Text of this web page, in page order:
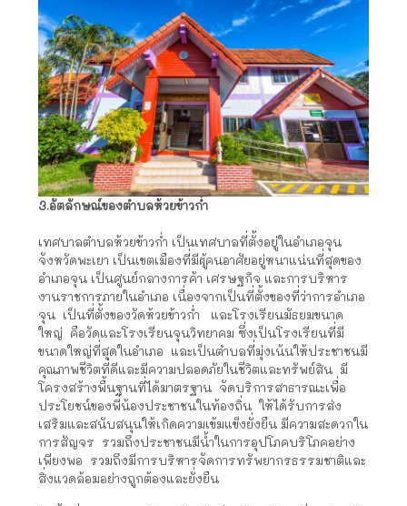
3.อัตลักษณ์ของตำบลห้วยข้าวก่ำ
เทศบาลตำบลห้วยข้าวก่ำ เป็นเทศบาลที่ตั้งอยู่ในอำเภอจุน
จังหวัดพะเยา เป็นเขตเมืองที่มีผู้คนอาศัยอยู่หนาแน่นที่สุดของ
อำเภอจุน เป็นศูนย์กลางการค้า เศรษฐกิจ และการบริหาร
งานราชการภายในอำเภอ เนื่องจากเป็นที่ตั้งของที่ว่าการอำเภอ
จุน เป็นที่ตั้งของวัดห้วยข้าวก่ำ และโรงเรียนมัธยมขนาด
ใหญ่ คือวัดและโรงเรียนจุนวิทยาคม ซึ่งเป็นโรงเรียนที่มี
ขนาดใหญ่ที่สุดในอำเภอ และเป็นตำบลที่มุ่งเน้นให้ประชาชนมี
คุณภาพชีวิตที่ดีและมีความปลอดภัยในชีวิตและทรัพย์สิน มี
โครงสร้างพื้นฐานที่ได้มาตรฐาน จัดบริการสาธารณะเพื่อ
ประโยชน์ของพี่น้องประชาชนในท้องถิ่น ให้ได้รับการส่ง
เสริมและสนับสนุนให้เกิดความเข้มแข็งยั่งยืน มีความสะดวกใน
การสัญจร รวมถึงประชาชนมีน้ำในการอุปโภคบริโภคอย่าง
เพียงพอ รวมถึงมีการบริหารจัดการทรัพยากรธรรมชาติและ
สิ่งแวดล้อมอย่างถูกต้องและยั่งยืน